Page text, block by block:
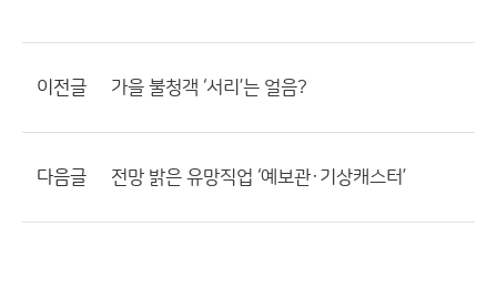
이전글 가을 불청객 ‘서리’는 얼음?
다음글 전망 밝은 유망직업 ‘예보관·기상캐스터’